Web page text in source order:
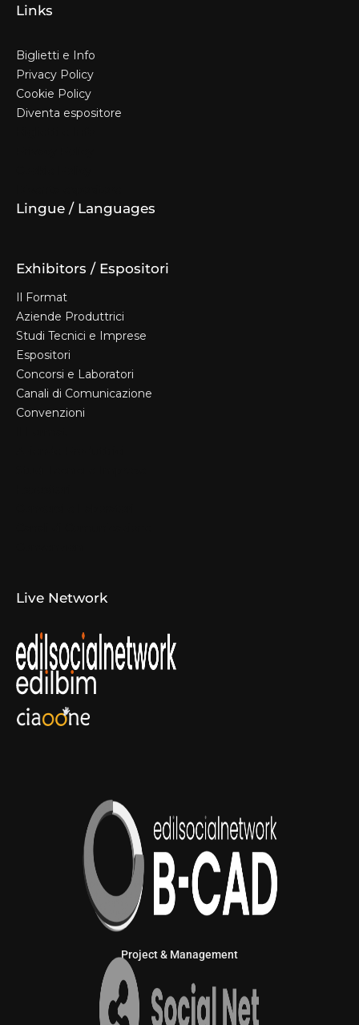
Links
Biglietti e Info
Privacy Policy
Cookie Policy
Diventa espositore
Lingue / Languages
Exhibitors / Espositori
Il Format
Aziende Produttrici
Studi Tecnici e Imprese
Espositori
Concorsi e Laboratori
Canali di Comunicazione
Convenzioni
Live Network
Project & Management